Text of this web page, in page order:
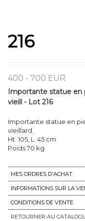
216
400 - 700 EUR
Importante statue en
vieill - Lot 216
Importante statue en
vieillard.
Ht. 105, L. 45 cm
Poids 70 kg
MES ORDRES D'ACHAT
INFORMATIONS SUR LA
CONDITIONS DE VENTE
RETOURNER AU